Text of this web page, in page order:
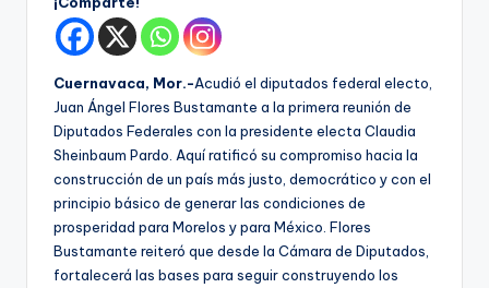
Cuernavaca, Mor.-Acudió el diputados federal electo,
Juan Ángel Flores Bustamante a la primera reunión de
Diputados Federales con la presidente electa Claudia
Sheinbaum Pardo. Aquí ratificó su compromiso hacia la
construcción de un país más justo, democrático y con el
principio básico de generar las condiciones de
prosperidad para Morelos y para México. Flores
Bustamante reiteró que desde la Cámara de Diputados,
fortalecerá las bases para seguir construyendo los